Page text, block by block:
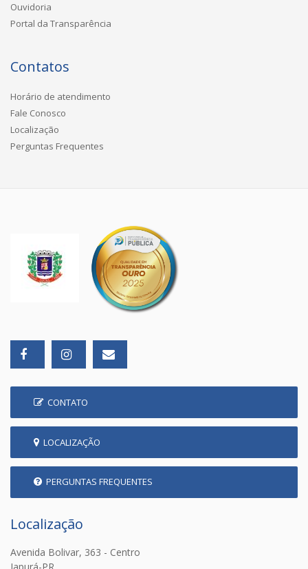
Ouvidoria
Portal da Transparência
Contatos
Horário de atendimento
Fale Conosco
Localização
Perguntas Frequentes
CONTATO
LOCALIZAÇÃO
PERGUNTAS FREQUENTES
Localização
Avenida Bolivar, 363 - Centro